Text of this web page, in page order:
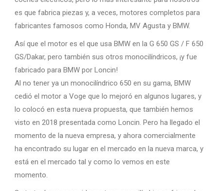
es que fabrica piezas y, a veces, motores completos para
fabricantes famosos como Honda, MV Agusta y BMW.
Así que el motor es el que usa BMW en la G 650 GS / F 650
GS/Dakar, pero también sus otros monocilíndricos, ¡y fue
fabricado para BMW por Loncin!
Al no tener ya un monocilíndrico 650 en su gama, BMW
cedió el motor a Voge que lo mejoró en algunos lugares, y
lo colocó en esta nueva propuesta, que también hemos
visto en 2018 presentada como Loncin. Pero ha llegado el
momento de la nueva empresa, y ahora comercialmente
ha encontrado su lugar en el mercado en la nueva marca, y
está en el mercado tal y como lo vemos en este
momento.